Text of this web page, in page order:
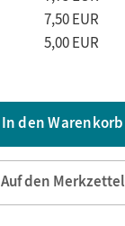
7,50 EUR
5,00 EUR
In den Warenkorb
Auf den Merkzettel